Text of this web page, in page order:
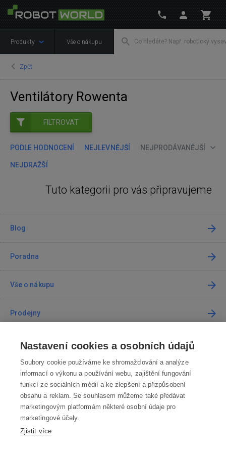
Produkty Vše o nákupu
Zpět
Ventilátory Rowenta
FILTROVAT
PODLE HODNOCENÍ NEJLEVNĚJŠÍ NEJPRODÁVANĚJŠÍ
NEJDRAŽŠÍ
Tuto kategorii pro vás připravujeme
Blog
Poradna
Vše o nákupu
Prodejny
Kontakt
Kontaktujte nás
info@robotworld.cz
220 770 770 Po-Pá 8:00—16:00
VŠECHNY KONTAKTY
Nastavení cookies a osobních údajů
Soubory cookie používáme ke shromažďování a analýze
informací o výkonu a používání webu, zajištění fungování
funkcí ze sociálních médií a ke zlepšení a přizpůsobení
obsahu a reklam. Se souhlasem můžeme také předávat
marketingovým platformám některé osobní údaje pro
marketingové účely.
Zjistit více